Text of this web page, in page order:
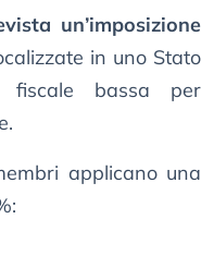
un’imposizione
in uno Stato
fiscale bassa per
applicano una